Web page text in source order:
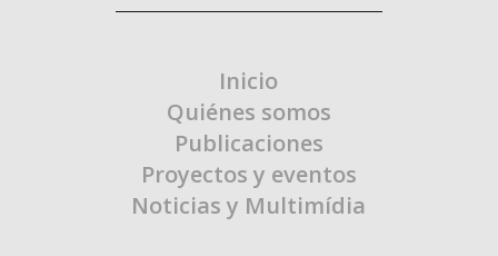
Inicio
Quiénes somos
Publicaciones
Proyectos y eventos
Noticias y Multimídia